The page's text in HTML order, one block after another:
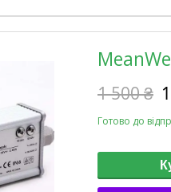
1 500 ₴
Готово до